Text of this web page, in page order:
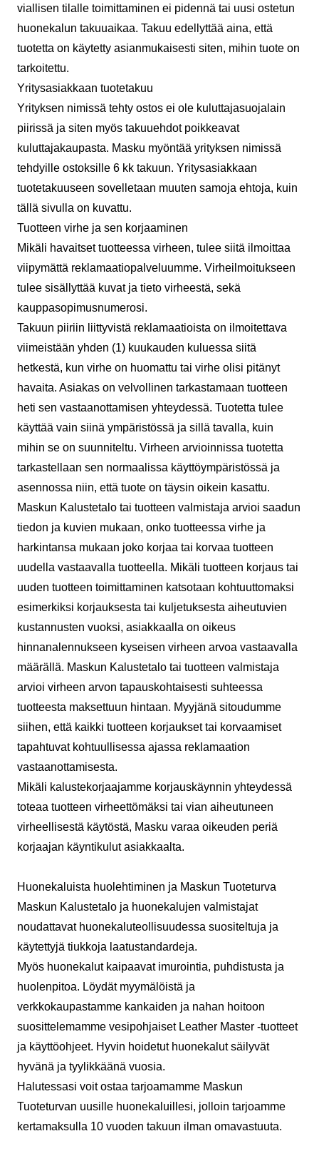
viallisen tilalle toimittaminen ei pidennä tai uusi ostetun
huonekalun takuuaikaa. Takuu edellyttää aina, että
tuotetta on käytetty asianmukaisesti siten, mihin tuote on
tarkoitettu.
Yritysasiakkaan tuotetakuu
Yrityksen nimissä tehty ostos ei ole kuluttajasuojalain
piirissä ja siten myös takuuehdot poikkeavat
kuluttajakaupasta. Masku myöntää yrityksen nimissä
tehdyille ostoksille 6 kk takuun. Yritysasiakkaan
tuotetakuuseen sovelletaan muuten samoja ehtoja, kuin
tällä sivulla on kuvattu.
Tuotteen virhe ja sen korjaaminen
Mikäli havaitset tuotteessa virheen, tulee siitä ilmoittaa
viipymättä reklamaatiopalveluumme. Virheilmoitukseen
tulee sisällyttää kuvat ja tieto virheestä, sekä
kauppasopimusnumerosi.
Takuun piiriin liittyvistä reklamaatioista on ilmoitettava
viimeistään yhden (1) kuukauden kuluessa siitä
hetkestä, kun virhe on huomattu tai virhe olisi pitänyt
havaita. Asiakas on velvollinen tarkastamaan tuotteen
heti sen vastaanottamisen yhteydessä. Tuotetta tulee
käyttää vain siinä ympäristössä ja sillä tavalla, kuin
mihin se on suunniteltu. Virheen arvioinnissa tuotetta
tarkastellaan sen normaalissa käyttöympäristössä ja
asennossa niin, että tuote on täysin oikein kasattu.
Maskun Kalustetalo tai tuotteen valmistaja arvioi saadun
tiedon ja kuvien mukaan, onko tuotteessa virhe ja
harkintansa mukaan joko korjaa tai korvaa tuotteen
uudella vastaavalla tuotteella. Mikäli tuotteen korjaus tai
uuden tuotteen toimittaminen katsotaan kohtuuttomaksi
esimerkiksi korjauksesta tai kuljetuksesta aiheutuvien
kustannusten vuoksi, asiakkaalla on oikeus
hinnanalennukseen kyseisen virheen arvoa vastaavalla
määrällä. Maskun Kalustetalo tai tuotteen valmistaja
arvioi virheen arvon tapauskohtaisesti suhteessa
tuotteesta maksettuun hintaan. Myyjänä sitoudumme
siihen, että kaikki tuotteen korjaukset tai korvaamiset
tapahtuvat kohtuullisessa ajassa reklamaation
vastaanottamisesta.
Mikäli kalustekorjaajamme korjauskäynnin yhteydessä
toteaa tuotteen virheettömäksi tai vian aiheutuneen
virheellisestä käytöstä, Masku varaa oikeuden periä
korjaajan käyntikulut asiakkaalta.
Huonekaluista huolehtiminen ja Maskun Tuoteturva
Maskun Kalustetalo ja huonekalujen valmistajat
noudattavat huonekaluteollisuudessa suositeltuja ja
käytettyjä tiukkoja laatustandardeja.
Myös huonekalut kaipaavat imurointia, puhdistusta ja
huolenpitoa. Löydät myymälöistä ja
verkkokaupastamme kankaiden ja nahan hoitoon
suosittelemamme vesipohjaiset Leather Master -tuotteet
ja käyttöohjeet. Hyvin hoidetut huonekalut säilyvät
hyvänä ja tyylikkäänä vuosia.
Halutessasi voit ostaa tarjoamamme Maskun
Tuoteturvan uusille huonekaluillesi, jolloin tarjoamme
kertamaksulla 10 vuoden takuun ilman omavastuuta.